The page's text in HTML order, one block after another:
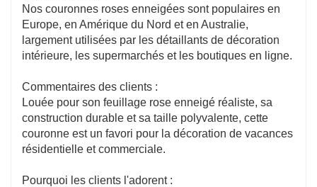
Nos couronnes roses enneigées sont populaires en
Europe, en Amérique du Nord et en Australie,
largement utilisées par les détaillants de décoration
intérieure, les supermarchés et les boutiques en ligne.
Commentaires des clients :
Louée pour son feuillage rose enneigé réaliste, sa
construction durable et sa taille polyvalente, cette
couronne est un favori pour la décoration de vacances
résidentielle et commerciale.
Pourquoi les clients l'adorent :